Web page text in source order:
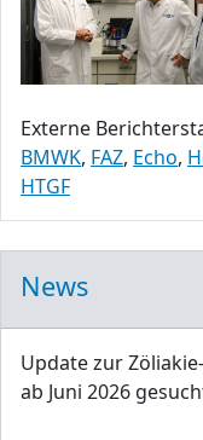
Externe
BMWK, FAZ, Echo,
HTGF
News
Update zur
ab Juni 2026